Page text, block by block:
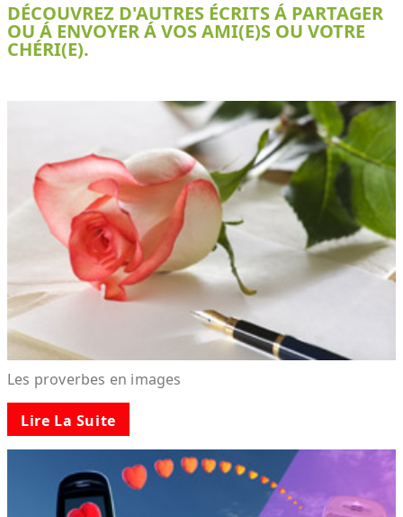
DÉCOUVREZ D'AUTRES ÉCRITS Á PARTAGER
OU Á ENVOYER Á VOS AMI(E)S OU VOTRE
CHÉRI(E).
Les proverbes en images
Lire La Suite